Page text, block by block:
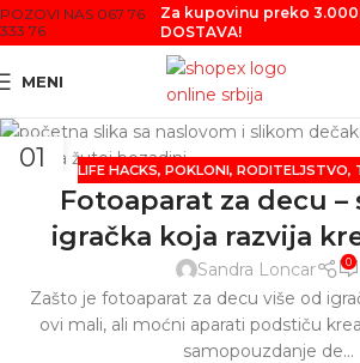
POZOVI NAS 067 76
333 76
Za kupovinu preko
DOSTAVA!
MENI
01 LIFE HACKS, POKLONI, RODITELJSTVO,
Fotoaparat za decu –
igračka koja razvija
Sandra Loncar 0
Zašto je fotoaparat za decu više od
ovi mali, ali moćni aparati podstiču
samopouzdanje de...